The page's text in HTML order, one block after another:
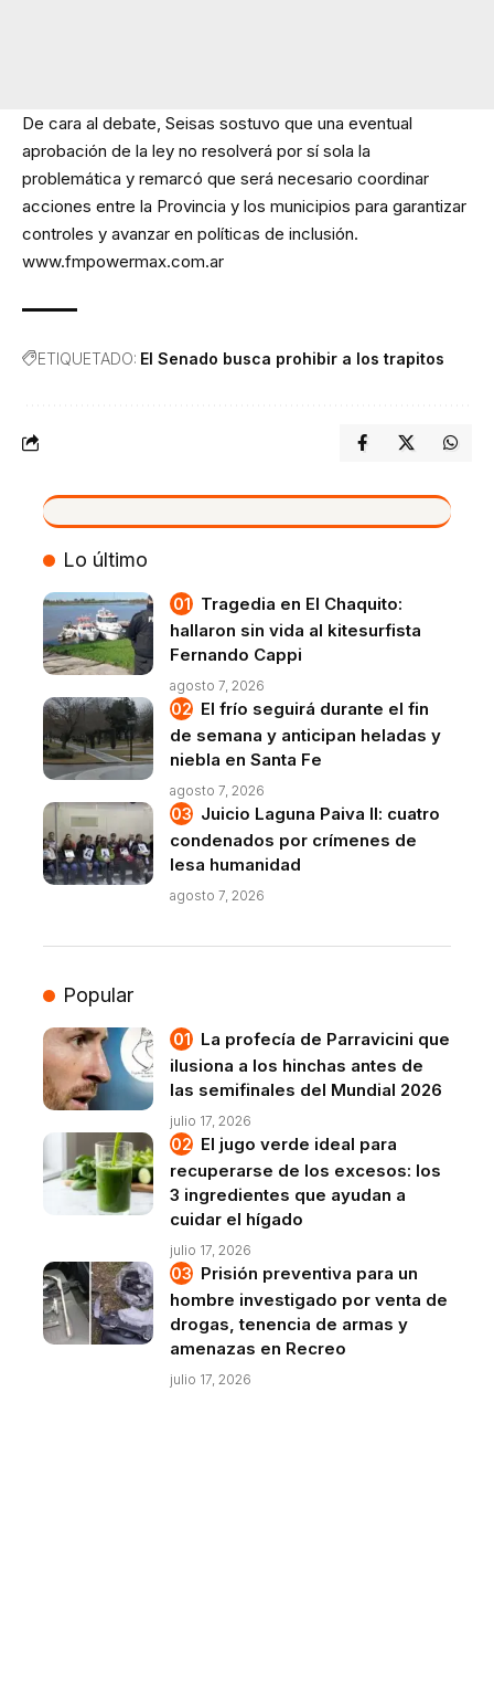
De cara al debate, Seisas sostuvo que una eventual
aprobación de la ley no resolverá por sí sola la
problemática y remarcó que será necesario coordinar
acciones entre la Provincia y los municipios para garantizar
controles y avanzar en políticas de inclusión.
www.fmpowermax.com.ar
ETIQUETADO: El Senado busca prohibir a los trapitos
VIVO
Lo último
Tragedia en El Chaquito:
hallaron sin vida al kitesurfista
Fernando Cappi
agosto 7, 2026
El frío seguirá durante el fin
de semana y anticipan heladas y
niebla en Santa Fe
agosto 7, 2026
Juicio Laguna Paiva II: cuatro
condenados por crímenes de
lesa humanidad
agosto 7, 2026
Popular
La profecía de Parravicini que
ilusiona a los hinchas antes de
las semifinales del Mundial 2026
julio 17, 2026
El jugo verde ideal para
recuperarse de los excesos: los
3 ingredientes que ayudan a
cuidar el hígado
julio 17, 2026
Prisión preventiva para un
hombre investigado por venta de
drogas, tenencia de armas y
amenazas en Recreo
julio 17, 2026